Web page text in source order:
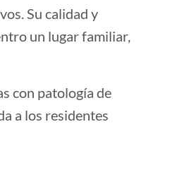
Su calidad y
un lugar familiar,
con patología de
a los residentes